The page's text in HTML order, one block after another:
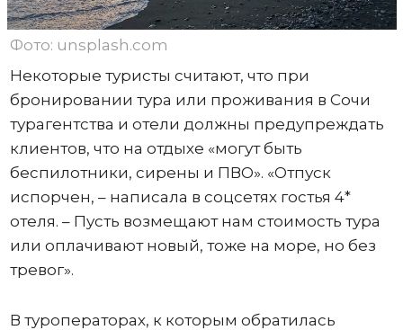
Фото: unsplash.com
Некоторые туристы считают, что при
бронировании тура или проживания в Сочи
турагентства и отели должны предупреждать
клиентов, что на отдыхе «могут быть
беспилотники, сирены и ПВО». «Отпуск
испорчен, – написала в соцсетях гостья 4*
отеля. – Пусть возмещают нам стоимость тура
или оплачивают новый, тоже на море, но без
тревог».
В туроператорах, к которым обратилась